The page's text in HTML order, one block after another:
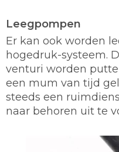
Leegpompen
Er kan ook worden
hogedruk-systeem.
venturi worden
een mum van tijd
steeds een
naar behoren uit te